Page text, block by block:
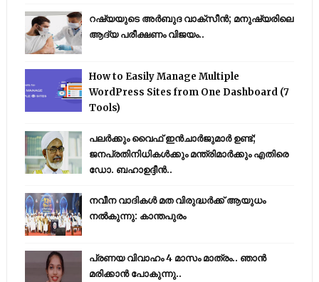
റഷ്യയുടെ അര്‍ബുദ വാക്‌സീന്‍; മനുഷ്യരിലെ
ആദ്യ പരീക്ഷണം വിജയം..
How to Easily Manage Multiple
WordPress Sites from One Dashboard (7
Tools)
പലർക്കും വൈഫ് ഇൻചാർജുമാർ ഉണ്ട്;
ജനപ്രതിനിധികൾക്കും മന്ത്രിമാർക്കും എതിരെ
ഡോ. ബഹാഉദ്ദീൻ..
നവീന വാദികൾ മത വിരുദ്ധർക്ക് ആയുധം
നൽകുന്നു: കാന്തപുരം
പ്രണയ വിവാഹം 4 മാസം മാത്രം.. ഞാൻ
മരിക്കാൻ പോകുന്നു..